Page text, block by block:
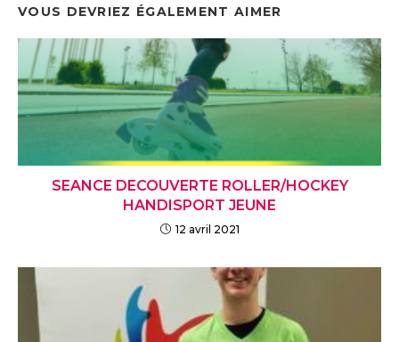
VOUS DEVRIEZ ÉGALEMENT AIMER
SEANCE DECOUVERTE ROLLER/HOCKEY
HANDISPORT JEUNE
12 avril 2021